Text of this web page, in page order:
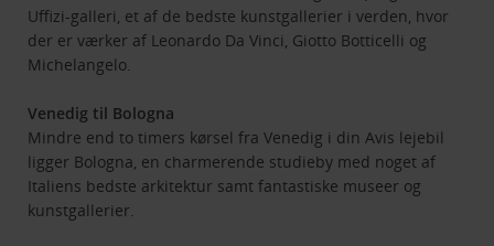
Uffizi-galleri, et af de bedste kunstgallerier i verden, hvor
der er værker af Leonardo Da Vinci, Giotto Botticelli og
Michelangelo.
Venedig til Bologna
Mindre end to timers kørsel fra Venedig i din Avis lejebil
ligger Bologna, en charmerende studieby med noget af
Italiens bedste arkitektur samt fantastiske museer og
kunstgallerier.